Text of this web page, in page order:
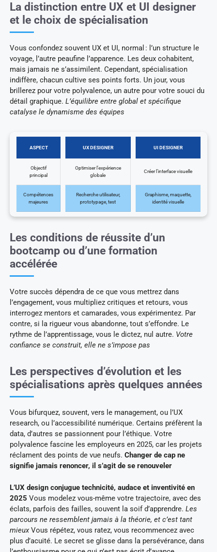
La distinction entre UX et UI designer
et le choix de spécialisation
Vous confondez souvent UX et UI, normal : l’un structure le
voyage, l’autre peaufine l’apparence. Les deux cohabitent,
mais jamais ne s’assimilent. Cependant, spécialisation
indiffère, chacun cultive ses points forts. Un jour, vous
brillerez pour votre polyvalence, un autre pour votre souci du
détail graphique. L’équilibre entre global et spécifique
catalyse le dynamisme des équipes
ASPECT UX DESIGNER UI DESIGNER
Objectif
principal
Optimiser l’expérience
globale
Créer l’interface visuelle
Compétences
majeures
Recherche utilisateur,
prototypage, test
Graphisme, maquette,
identité visuelle
Les conditions de réussite d’un
bootcamp ou d’une formation
accélérée
Votre succès dépendra de ce que vous mettrez dans
l’engagement, vous multipliez critiques et retours, vous
interrogez mentors et camarades, vous expérimentez. Par
contre, si la rigueur vous abandonne, tout s’effondre. Le
rythme de l’apprentissage, vous le dictez, nul autre. Votre
confiance se construit, elle ne s’impose pas
Les perspectives d’évolution et les
spécialisations après quelques années
Vous bifurquez, souvent, vers le management, ou l’UX
research, ou l’accessibilité numérique. Certains préfèrent la
data, d’autres se passionnent pour l’éthique. Votre
polyvalence fascine les employeurs en 2025, car les projets
réclament des points de vue neufs. Changer de cap ne
signifie jamais renoncer, il s’agit de se renouveler
L’UX design conjugue technicité, audace et inventivité en
2025 Vous modelez vous-même votre trajectoire, avec des
éclats, parfois des failles, souvent la soif d’apprendre. Les
parcours ne ressemblent jamais à la théorie, et c’est tant
mieuxVous répétez, vous ratez, vous recommencez avec
plus d’acuité. Le secret se glisse dans la persévérance, dans